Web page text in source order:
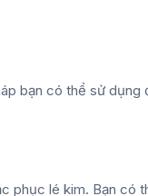
bạn có thể sử dụng
phục lé kim. Bạn có